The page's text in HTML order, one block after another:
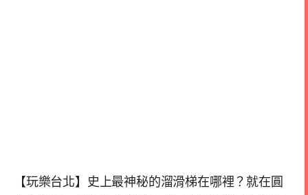
【玩樂台北】史上最神秘的溜滑梯在哪裡？就在圓